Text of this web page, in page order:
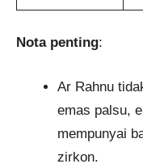
Nota penting:
Ar Rahnu
emas palsu,
mempunyai
zirkon.